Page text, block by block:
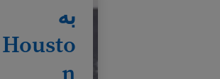
به
Housto
n